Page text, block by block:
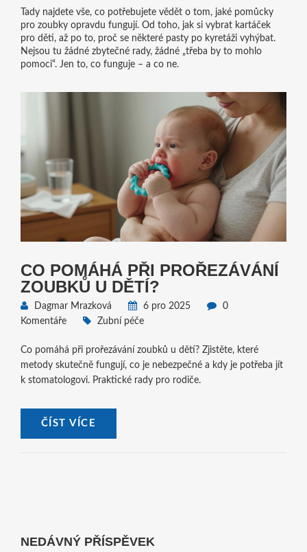
Tady najdete vše, co potřebujete vědět o tom, jaké pomůcky
pro zoubky opravdu fungují. Od toho, jak si vybrat kartáček
pro děti, až po to, proč se některé pasty po kyretáži vyhýbat.
Nejsou tu žádné zbytečné rady, žádné „třeba by to mohlo
pomoci“. Jen to, co funguje – a co ne.
CO POMÁHÁ PŘI PROŘEZÁVÁNÍ
ZOUBKŮ U DĚTÍ?
Dagmar Mrazková 6 pro 2025
0
Komentáře
Zubní péče
Co pomáhá při prořezávání zoubků u dětí? Zjistěte, které
metody skutečně fungují, co je nebezpečné a kdy je potřeba jít
k stomatologovi. Praktické rady pro rodiče.
ČÍST VÍCE
NEDÁVNÝ PŘÍSPĚVEK